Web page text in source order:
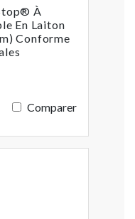
À
En Laiton
Conforme
Comparer